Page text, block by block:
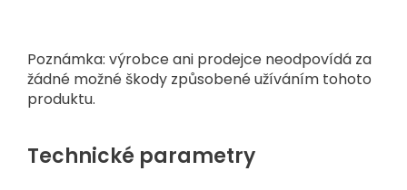
Poznámka: výrobce ani prodejce neodpovídá za
žádné možné škody způsobené užíváním tohoto
produktu.
Technické parametry